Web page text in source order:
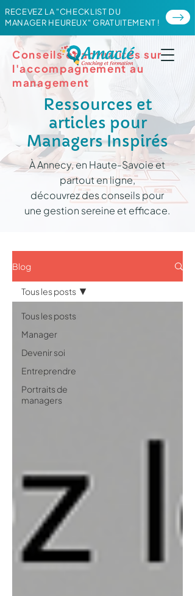
RECEVEZ LA "CHECKLIST DU
MANAGER HEUREUX" GRATUITEMENT !
Conseils et actualités sur
l'accompagnement au
management
Ressources et
articles pour
Managers Inspirés
À Annecy, en Haute-Savoie et
partout en ligne,
découvrez des conseils pour
une gestion sereine et efficace.
Blog
Tous les posts
Manager
Devenir soi
Entreprendre
Portraits de
managers
Tous les posts